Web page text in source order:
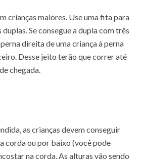
crianças maiores. Use uma fita para
Se consegue a dupla com três
direita de uma criança à perna
Desse jeito terão que correr até
chegada.
as crianças devem conseguir
corda ou por baixo (você pode
na corda. As alturas vão sendo